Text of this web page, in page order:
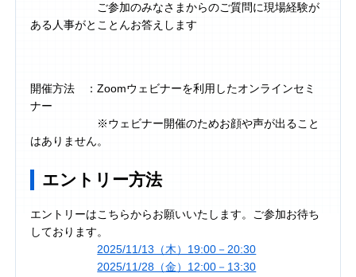
ご参加のみなさまからのご質問に現場経験が
ある人事がとことんお答えします
開催方法 ：Zoomウェビナーを利用したオンラインセミ
ナー
※ウェビナー開催のためお顔や声が出ること
はありません。
エントリー方法
エントリーはこちらからお願いいたします。ご参加お待ち
しております。
2025/11/13（木）19:00－20:30
2025/11/28（金）12:00－13:30